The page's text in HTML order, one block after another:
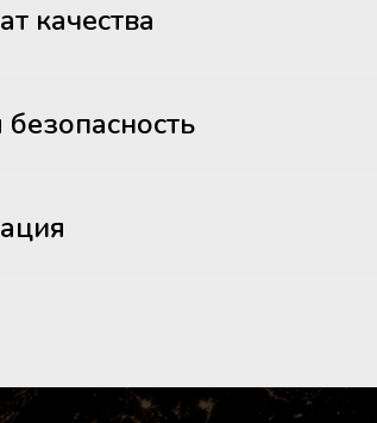
качества